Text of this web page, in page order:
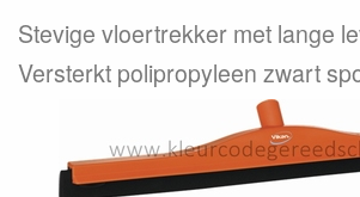
Stevige vloertrekker met lange
Versterkt polipropyleen zwart